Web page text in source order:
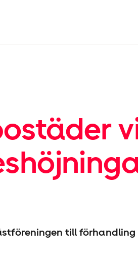
till